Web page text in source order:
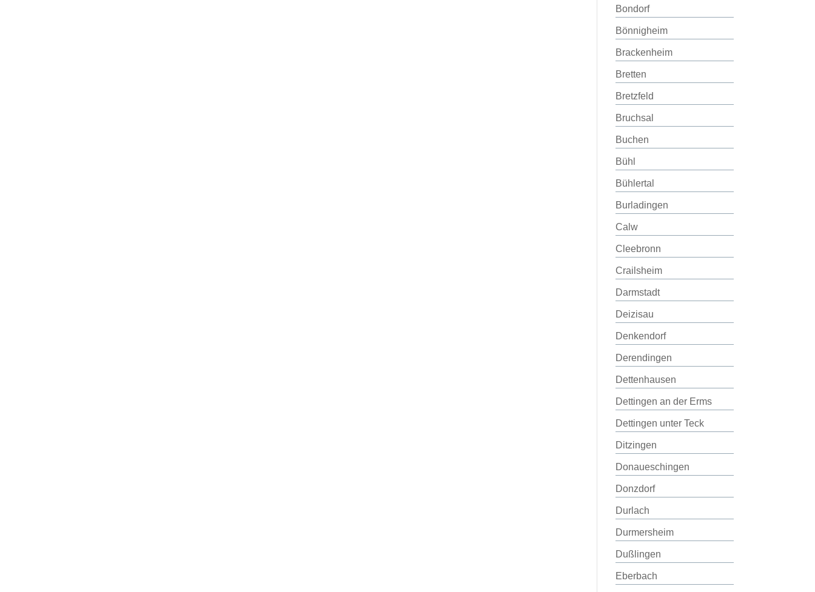
Bondorf
Bönnigheim
Brackenheim
Bretten
Bretzfeld
Bruchsal
Buchen
Bühl
Bühlertal
Burladingen
Calw
Cleebronn
Crailsheim
Darmstadt
Deizisau
Denkendorf
Derendingen
Dettenhausen
Dettingen an der Erms
Dettingen unter Teck
Ditzingen
Donaueschingen
Donzdorf
Durlach
Durmersheim
Dußlingen
Eberbach